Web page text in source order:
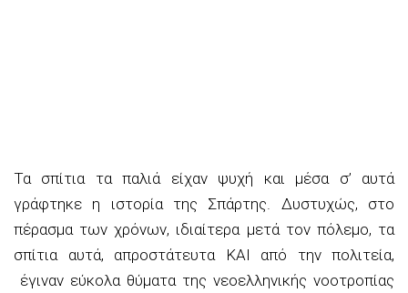
Τα σπίτια τα παλιά είχαν ψυχή και μέσα σ’ αυτά
γράφτηκε η ιστορία της Σπάρτης. Δυστυχώς, στο
πέρασμα των χρόνων, ιδιαίτερα μετά τον πόλεμο, τα
σπίτια αυτά, απροστάτευτα ΚΑΙ από την πολιτεία,
έγιναν εύκολα θύματα της νεοελληνικής νοοτροπίας